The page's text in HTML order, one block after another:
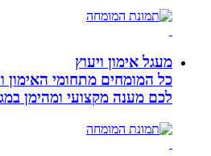
מעגל אימון ויעוץ
כל המומחים מתחומי האימון
לכם מענה מקצועי ומהימן במגוון